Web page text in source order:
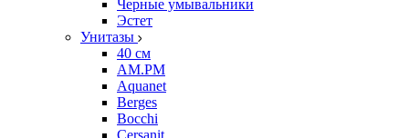
Черные умывальники
Эстет
Унитазы
40 см
AM.PM
Aquanet
Berges
Bocchi
Cersanit